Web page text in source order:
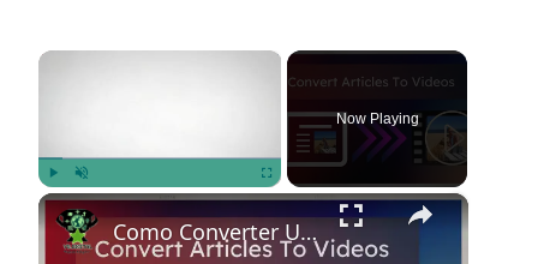
×
Play Unmute Fullscreen
Now Playing
×
Como Converter Um Artigo Em Um Vídeo Gratuitamente Online?